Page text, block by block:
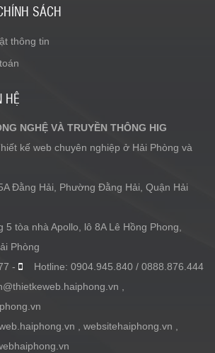
SÁCH
thông tin
HỆ
NGHỆ VÀ TRUYỀN THÔNG HIG
kế web chuyên nghiệp ở Hải Phòng và
Đằng Hải, Phường Đằng Hải, Quận Hải
5 tòa nhà Apollo, lô 8A Lê Hồng Phong,
Phòng
-
Hotline: 0904.945.840 / 0888.876.444
, websitehaiphong.vn ,